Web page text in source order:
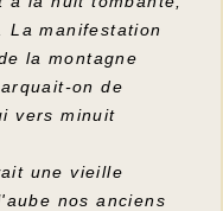
La manifestation
la montagne
on de
vers minuit
une vieille
nos anciens